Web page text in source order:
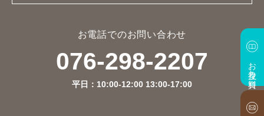
お役立ち資料
お電話でのお問い合わせ
076-298-2207
平日：10:00-12:00 13:00-17:00